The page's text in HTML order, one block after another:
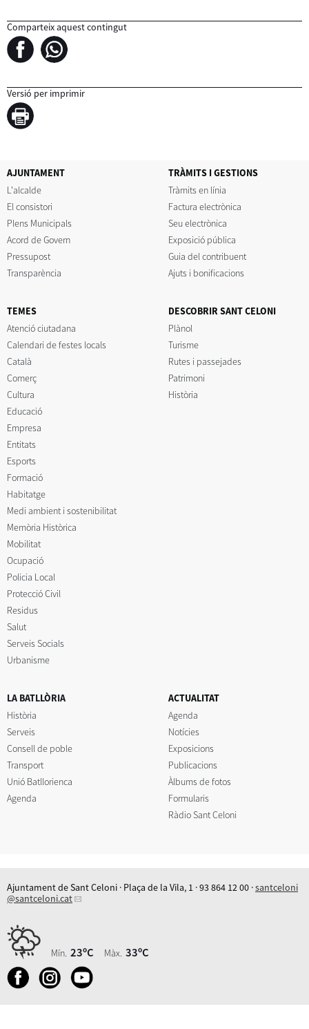
Comparteix aquest contingut
Versió per imprimir
AJUNTAMENT
L'alcalde
El consistori
Plens Municipals
Acord de Govern
Pressupost
Transparència
TRÀMITS I GESTIONS
Tràmits en línia
Factura electrònica
Seu electrònica
Exposició pública
Guia del contribuent
Ajuts i bonificacions
TEMES
Atenció ciutadana
Calendari de festes locals
Català
Comerç
Cultura
Educació
Empresa
Entitats
Esports
Formació
Habitatge
Medi ambient i sostenibilitat
Memòria Històrica
Mobilitat
Ocupació
Policia Local
Protecció Civil
Residus
Salut
Serveis Socials
Urbanisme
DESCOBRIR SANT CELONI
Plànol
Turisme
Rutes i passejades
Patrimoni
Història
LA BATLLÒRIA
Història
Serveis
Consell de poble
Transport
Unió Batllorienca
Agenda
ACTUALITAT
Agenda
Notícies
Exposicions
Publicacions
Àlbums de fotos
Formularis
Ràdio Sant Celoni
Ajuntament de Sant Celoni · Plaça de la Vila, 1 · 93 864 12 00 ·santceloni
@santceloni.cat
Mín. 23ºC Màx. 33ºC